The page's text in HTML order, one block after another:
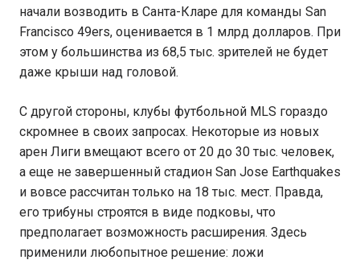
начали возводить в Санта-Кларе для команды San
Francisco 49ers, оценивается в 1 млрд долларов. При
этом у большинства из 68,5 тыс. зрителей не будет
даже крыши над головой.
С другой стороны, клубы футбольной MLS гораздо
скромнее в своих запросах. Некоторые из новых
арен Лиги вмещают всего от 20 до 30 тыс. человек,
а еще не завершенный стадион San Jose Earthquakes
и вовсе рассчитан только на 18 тыс. мест. Правда,
его трибуны строятся в виде подковы, что
предполагает возможность расширения. Здесь
применили любопытное решение: ложи